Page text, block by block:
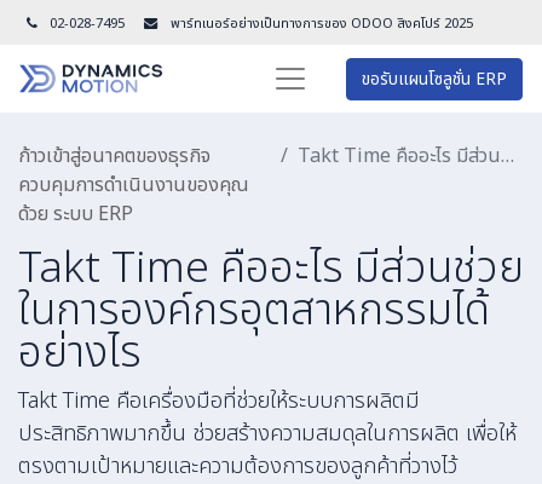
02-028-7495 พาร์ทเนอร์อย่างเป็นทางการของ ODOO สิงคโปร์ 2025
ขอรับแผนโซลูชั่น ERP
ก้าวเข้าสู่อนาคตของธุรกิจ
ควบคุมการดำเนินงานของคุณ
ด้วย ระบบ ERP
Takt Time คืออะไร มีส่วนช่วยในการองค์กรอุตสาหกรรมได้อย่างไร
Takt Time คืออะไร มีส่วนช่วย
ในการองค์กรอุตสาหกรรมได้
อย่างไร
Takt Time คือเครื่องมือที่ช่วยให้ระบบการผลิตมี
ประสิทธิภาพมากขึ้น ช่วยสร้างความสมดุลในการผลิต เพื่อให้
ตรงตามเป้าหมายและความต้องการของลูกค้าที่วางไว้